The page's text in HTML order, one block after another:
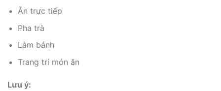
Ăn trực tiếp
Pha trà
Làm bánh
Trang trí món ăn
Lưu ý: